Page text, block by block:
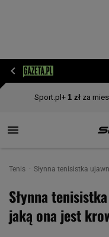
Tenis Słynna tenisistka
Słynna
jaką ona jest